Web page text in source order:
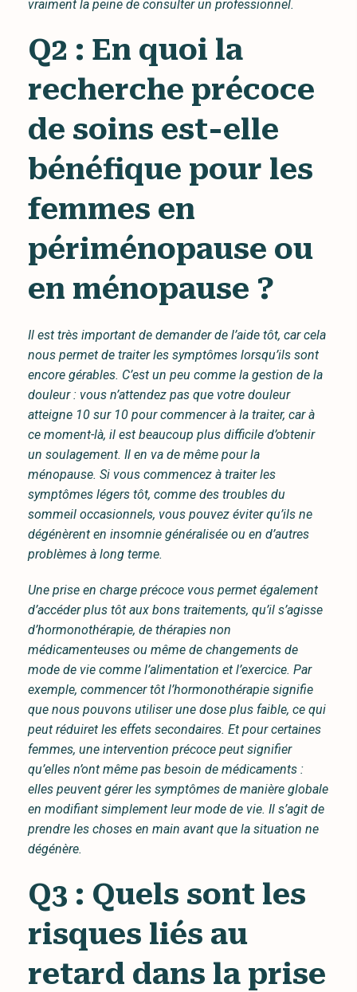
vraiment la peine de consulter un professionnel.
Q2 : En quoi la
recherche précoce
de soins est-elle
bénéfique pour les
femmes en
périménopause ou
en ménopause ?
Il est très important de demander de l’aide tôt, car cela
nous permet de traiter les symptômes lorsqu’ils sont
encore gérables. C’est un peu comme la gestion de la
douleur : vous n’attendez pas que votre douleur
atteigne 10 sur 10 pour commencer à la traiter, car à
ce moment-là, il est beaucoup plus difficile d’obtenir
un soulagement. Il en va de même pour la
ménopause. Si vous commencez à traiter les
symptômes légers tôt, comme des troubles du
sommeil occasionnels, vous pouvez éviter qu’ils ne
dégénèrent en insomnie généralisée ou en d’autres
problèmes à long terme.
Une prise en charge précoce vous permet également
d’accéder plus tôt aux bons traitements, qu’il s’agisse
d’hormonothérapie, de thérapies non
médicamenteuses ou même de changements de
mode de vie comme l’alimentation et l’exercice. Par
exemple, commencer tôt l’hormonothérapie signifie
que nous pouvons utiliser une dose plus faible, ce qui
peut réduiret les effets secondaires. Et pour certaines
femmes, une intervention précoce peut signifier
qu’elles n’ont même pas besoin de médicaments :
elles peuvent gérer les symptômes de manière globale
en modifiant simplement leur mode de vie. Il s’agit de
prendre les choses en main avant que la situation ne
dégénère.
Q3 : Quels sont les
risques liés au
retard dans la prise